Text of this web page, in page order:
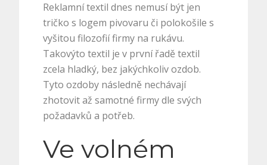
Reklamní textil dnes nemusí být jen
tričko s logem pivovaru či polokošile s
vyšitou filozofií firmy na rukávu.
Takovýto textil je v první řadě textil
zcela hladký, bez jakýchkoliv ozdob.
Tyto ozdoby následně nechávají
zhotovit až samotné firmy dle svých
požadavků a potřeb.
Ve volném